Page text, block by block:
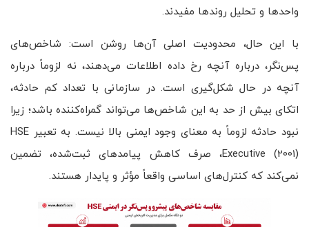
واحدها و تحلیل روندها مفیدند.
با این حال، محدودیت اصلی آن‌ها روشن است: شاخص‌های
پس‌نگر، درباره آنچه رخ داده اطلاعات می‌دهند، نه لزوماً درباره
آنچه در حال شکل‌گیری است. در سازمانی با تعداد کم حادثه،
اتکای بیش از حد به این شاخص‌ها می‌تواند گمراه‌کننده باشد؛ زیرا
نبود حادثه لزوماً به معنای وجود ایمنی بالا نیست. به تعبیر HSE
Executive (2001)، صرف کاهش پیامدهای ثبت‌شده، تضمین
نمی‌کند که کنترل‌های اساسی واقعاً مؤثر و پایدار هستند.